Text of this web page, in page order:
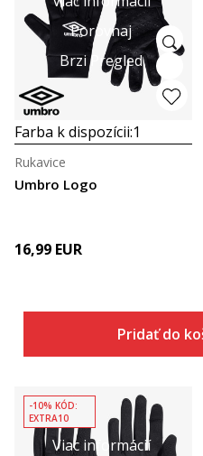
Porovnaj
Brzi Pregled
Farba k dispozícii:1
Umbro Logo
Rukavice
16,99 EUR
Pridať do
Viac informácií
-10% KÓD:
EXTRA10